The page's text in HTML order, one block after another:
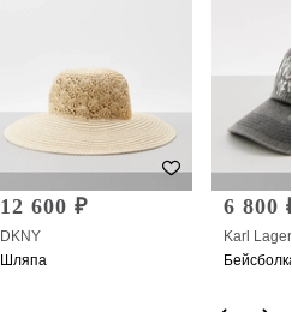
12 600 ₽
DKNY
Шляпа
6 800
Karl